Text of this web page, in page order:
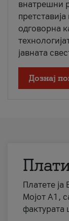
внатрешни
одговорна
јавната
Дознај
Платете ја
Мојот А1,
фактурата